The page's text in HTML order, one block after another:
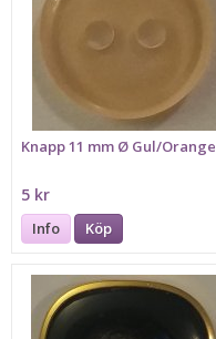
Knapp 11 mm Ø Gul/Orange
5 kr
Info Köp